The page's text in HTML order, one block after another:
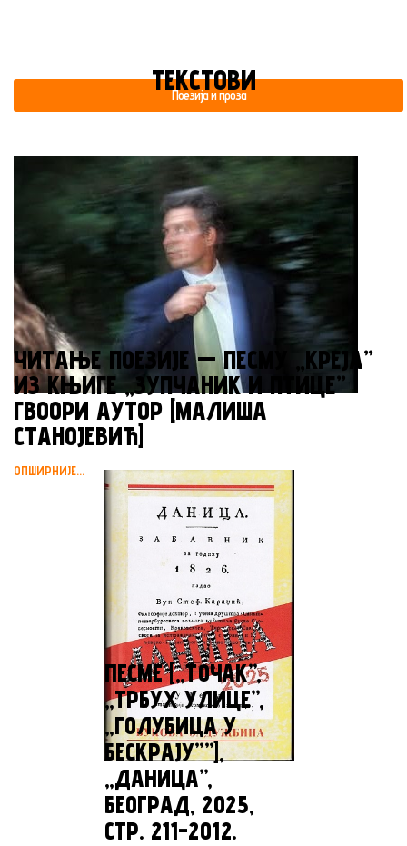
ТЕКСТОВИ
Поезија и проза
ЧИТАЊЕ ПОЕЗИЈЕ — ПЕСМУ „КРЕЈА”
ИЗ КЊИГЕ „ЗУПЧАНИК И ПТИЦЕ”
ГВООРИ АУТОР [МАЛИША
СТАНОЈЕВИЋ]
ОПШИРНИЈЕ...
ПЕСМЕ [„TOЧАК”,
„ТРБУХ УЛИЦЕ”,
„ГОЛУБИЦА У
БЕСКРАЈУ””],
„ДАНИЦА”,
БЕОГРАД, 2025,
СТР. 211-2012.